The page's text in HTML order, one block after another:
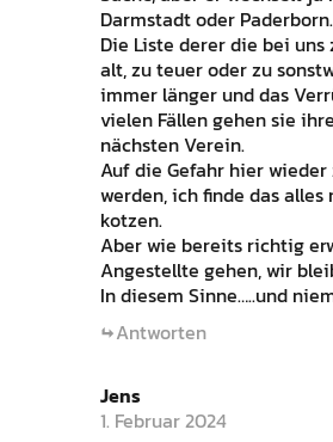
Darmstadt oder
Die Liste derer die bei uns
alt, zu teuer oder zu
immer länger und das
vielen Fällen gehen sie
nächsten Verein.
Auf die Gefahr hier wieder
werden, ich finde das alles
kotzen.
Aber wie bereits richtig
Angestellte gehen, wir
In diesem Sinne…..und
Antworten
Jens
1. Februar 2024